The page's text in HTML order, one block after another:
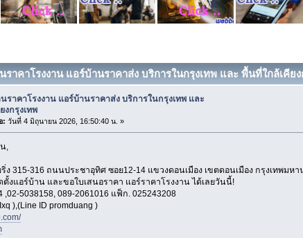
าคาโรงงาน แอร์บ้านราคาส่ง บริการในกรุงเทพ และ พื้นที่ใกล้เคีย
ราคาโรงงาน แอร์บ้านราคาส่ง บริการในกรุงเทพ และ
งกรุงเทพ
: วันที่ 4 มิถุนายน 2026, 16:50:40 น. »
,
ริ่ง 315-316 ถนนประชาอุทิศ ซอย12-14 แขวงดอนเมือง เขตดอนเมือง กรุงเทพมหา
ตั้งแอร์บ้าน และขอใบเสนอราคา แอร์ราคาโรงงาน ได้เลยวันนี้!
,02-5038158, 089-2061016 แฟ็ก. 025243208
),(Line ID promduang )